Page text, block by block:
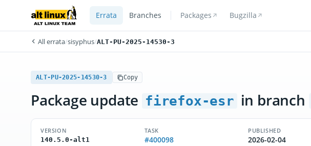
Errata Branches Packages Bugzilla
All errata/sisyphus/ALT-PU-2025-14530-3
ALT-PU-2025-14530-3 Copy
Package update firefox-esr in branch
VERSION
140.5.0-alt1
TASK
#400098
PUBLISHED
2026-02-04